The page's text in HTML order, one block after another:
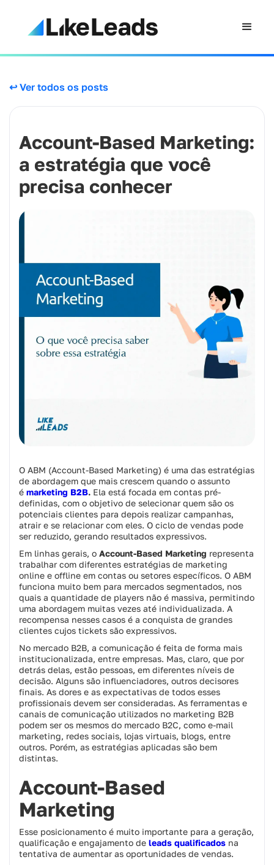
↩ Ver todos os posts
Account-Based Marketing:
a estratégia que você
precisa conhecer
O ABM (Account-Based Marketing) é uma das estratégias
de abordagem que mais crescem quando o assunto
é marketing B2B. Ela está focada em contas pré-
definidas, com o objetivo de selecionar quem são os
potenciais clientes para depois realizar campanhas,
atrair e se relacionar com eles. O ciclo de vendas pode
ser reduzido, gerando resultados expressivos.
Em linhas gerais, o Account-Based Marketing representa
trabalhar com diferentes estratégias de marketing
online e offline em contas ou setores específicos. O ABM
funciona muito bem para mercados segmentados, nos
quais a quantidade de players não é massiva, permitindo
uma abordagem muitas vezes até individualizada. A
recompensa nesses casos é a conquista de grandes
clientes cujos tickets são expressivos.
No mercado B2B, a comunicação é feita de forma mais
institucionalizada, entre empresas. Mas, claro, que por
detrás delas, estão pessoas, em diferentes níveis de
decisão. Alguns são influenciadores, outros decisores
finais. As dores e as expectativas de todos esses
profissionais devem ser consideradas. As ferramentas e
canais de comunicação utilizados no marketing B2B
podem ser os mesmos do mercado B2C, como e-mail
marketing, redes sociais, lojas virtuais, blogs, entre
outros. Porém, as estratégias aplicadas são bem
distintas.
Account-Based
Marketing
Esse posicionamento é muito importante para a geração,
qualificação e engajamento de leads qualificados na
tentativa de aumentar as oportunidades de vendas.